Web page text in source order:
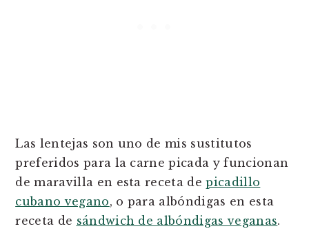
Las lentejas son uno de mis sustitutos
preferidos para la carne picada y funcionan
de maravilla en esta receta depicadillo
cubano vegano, o para albóndigas en esta
receta de sándwich de albóndigas veganas.